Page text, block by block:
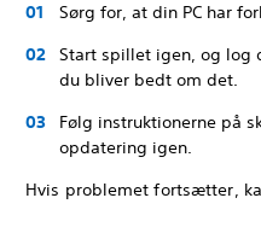
Sørg for, at din PC har
Start spillet igen, og log
du bliver bedt om det.
Følg instruktionerne på
opdatering igen.
Hvis problemet fortsætter,